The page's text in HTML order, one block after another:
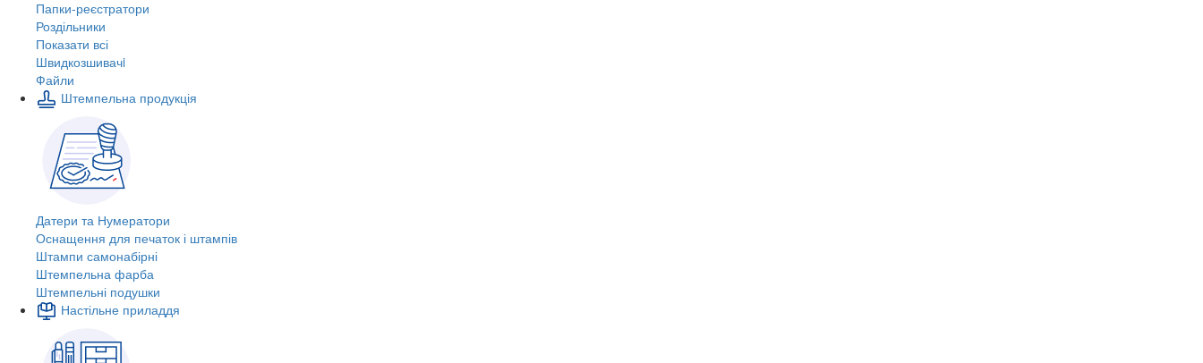
Папки-реєстратори
Роздільники
Показати всі
Швидкозшивачi
Файли
Штемпельна продукція
Датери та Нумератори
Оснащення для печаток і штампів
Штампи самонабірні
Штемпельна фарба
Штемпельні подушки
Настільне приладдя